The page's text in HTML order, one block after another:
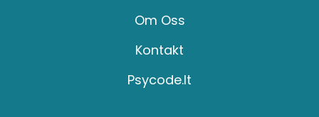
Om Oss
Kontakt
Psycode.it